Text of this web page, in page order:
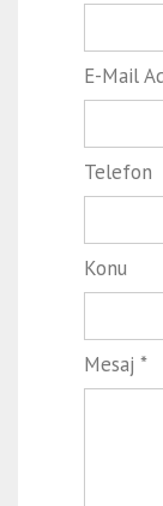
E-Mail
Telefon
Konu
Mesaj *